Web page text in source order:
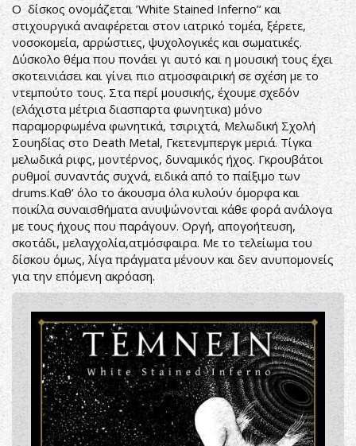
Ο δίσκος ονομάζεται ’White Stained Inferno’’ και
στιχουργικά αναφέρεται στον ιατρικό τομέα, ξέρετε,
νοσοκομεία, αρρώστιες, ψυχολογικές και σωματικές.
Δύσκολο θέμα που πονάει γι αυτό και η μουσική τους έχει
σκοτεινιάσει και γίνει πιο ατμοσφαιρική σε σχέση με το
ντεμπούτο τους. Στα περί μουσικής, έχουμε σχεδόν
(ελάχιστα μέτρια διασπαρτα φωνητικα) μόνο
παραμορφωμένα φωνητικά, τσιριχτά, Μελωδική Σχολή
Σουηδίας στο Death Metal, Γκετενμπεργκ μεριά. Τίγκα
μελωδικά ριφς, μοντέρνος, δυναμικός ήχος. Γκρουβάτοι
ρυθμοί συναντάς συχνά, ειδικά από το παίξιμο των
drums.Καθ’ όλο το άκουσμα όλα κυλούν όμορφα και
ποικίλα συναισθήματα ανυψώνονται κάθε φορά ανάλογα
με τους ήχους που παράγουν. Οργή, απογοήτευση,
σκοτάδι, μελαγχολία,ατμόσφαιρα. Με το τελείωμα του
δίσκου όμως, λίγα πράγματα μένουν και δεν ανυπομονείς
για την επόμενη ακρόαση.